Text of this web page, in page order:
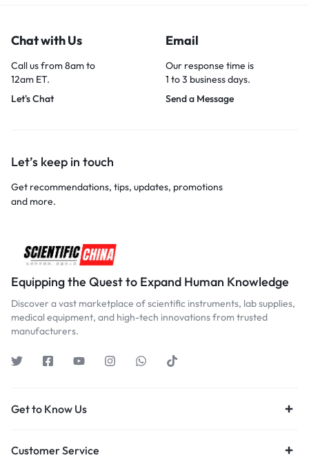
Chat with Us
Call us from 8am to
12am ET.
Let's Chat
Email
Our response time is
1 to 3 business days.
Send a Message
Let’s keep in touch
Get recommendations, tips, updates, promotions
and more.
Equipping the Quest to Expand Human Knowledge
Discover a vast marketplace of scientific instruments, lab supplies,
medical equipment, and high-tech innovations from trusted
manufacturers.
Get to Know Us
Customer Service